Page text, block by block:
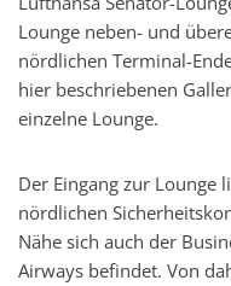
Lounge neben- und
nördlichen Terminal-
hier beschriebenen
einzelne Lounge.
Der Eingang zur
nördlichen
Nähe sich auch der
Airways befindet. Von